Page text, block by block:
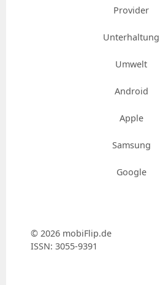
Provider
Unterhaltung
Umwelt
Android
Apple
Samsung
Google
© 2026 mobiFlip.de
ISSN: 3055-9391